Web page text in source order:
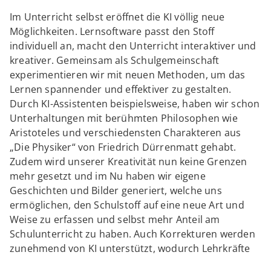
Im Unterricht selbst eröffnet die KI völlig neue
Möglichkeiten. Lernsoftware passt den Stoff
individuell an, macht den Unterricht interaktiver und
kreativer. Gemeinsam als Schulgemeinschaft
experimentieren wir mit neuen Methoden, um das
Lernen spannender und effektiver zu gestalten.
Durch KI-Assistenten beispielsweise, haben wir schon
Unterhaltungen mit berühmten Philosophen wie
Aristoteles und verschiedensten Charakteren aus
„Die Physiker“ von Friedrich Dürrenmatt gehabt.
Zudem wird unserer Kreativität nun keine Grenzen
mehr gesetzt und im Nu haben wir eigene
Geschichten und Bilder generiert, welche uns
ermöglichen, den Schulstoff auf eine neue Art und
Weise zu erfassen und selbst mehr Anteil am
Schulunterricht zu haben. Auch Korrekturen werden
zunehmend von KI unterstützt, wodurch Lehrkräfte